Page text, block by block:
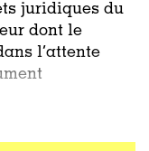
juridiques du
dont le
l’attente